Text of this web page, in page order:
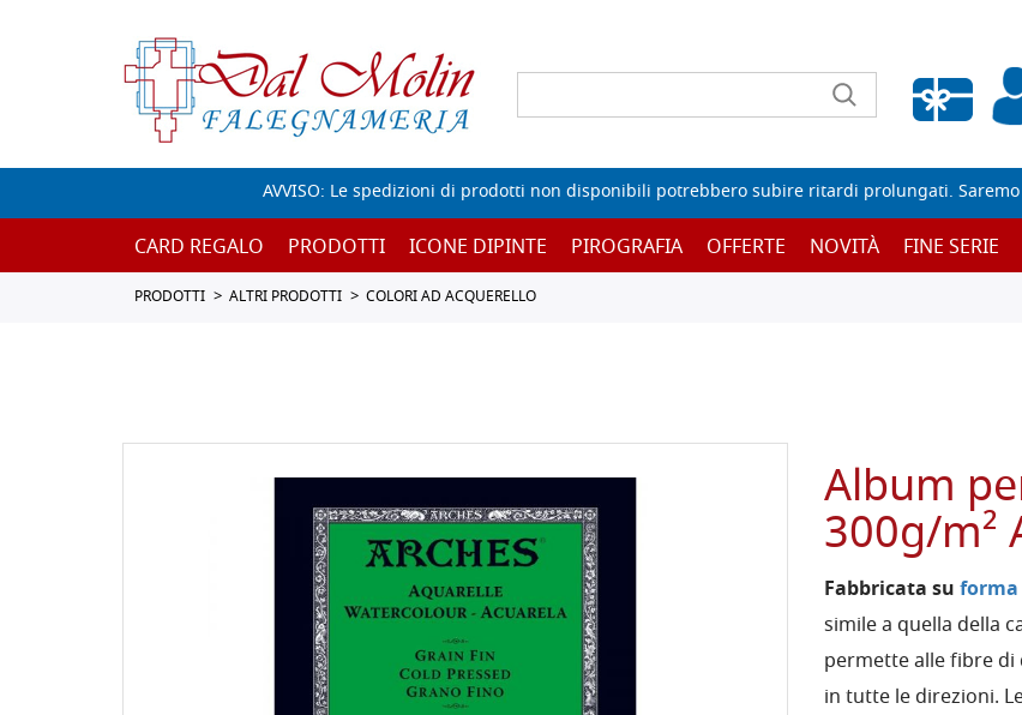
Wishlist vuota
AVVISO: Le spedizioni di prodotti non disponibili potrebbero subire ritardi prolungati.
CARD REGALO PRODOTTI ICONE DIPINTE PIROGRAFIA OFFERTE NOVITÀ FINE SERIE
PRODOTTI ALTRI PRODOTTI COLORI AD ACQUERELLO
Album
300g/m²
Fabbricata su
simile a quella della
permette alle fibre
in tutte le direzioni.